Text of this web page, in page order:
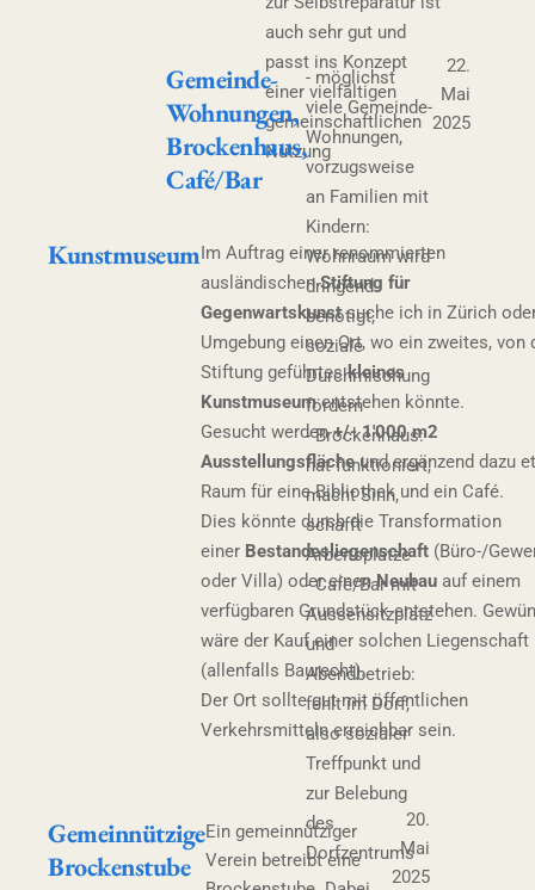
auch sehr gut und
passt ins Konzept
einer vielfältigen
gemeinschaftlichen
Nutzung
Gemeinde-
Wohnungen,
Brockenhaus,
Café/Bar
- möglichst
viele Gemeinde-
Wohnungen,
vorzugsweise
an Familien mit
Kindern:
Wohnraum wird
dringend
benötigt,
soziale
Durchmischung
fördern
- Brockenhaus:
hat funktioniert,
macht Sinn,
schafft
Arbeitsplätze
- Café/Bar mit
Aussensitzplatz
und
Abendbetrieb:
fehlt im Dorf,
also sozialer
Treffpunkt und
zur Belebung
des
Dorfzentrums
22.
Mai
2025
KunstmuseumIm Auftrag einer renommierten
ausländischenStiftung für
Gegenwartskunstsuche ich in Zürich
Umgebung einen Ort, wo ein zweites, von
Stiftung geführteskleines
Kunstmuseumentstehen könnte.
Gesucht werden+/- 1'000 m2
Ausstellungsflächeund ergänzend dazu
Raum für eine Bibliothek und ein Café.
Dies könnte durch die Transformation
einer Bestandesliegenschaft(Büro-/
oder Villa) oder einenNeubauauf einem
verfügbaren Grundstück entstehen.
wäre der Kauf einer solchen Liegenschaft
(allenfalls Baurecht).
Der Ort sollte gut mit öffentlichen
Verkehrsmitteln erreichbar sein.
Gemeinnützige
Brockenstube
Ein gemeinnütziger
Verein betreibt eine
20.
Mai
2025